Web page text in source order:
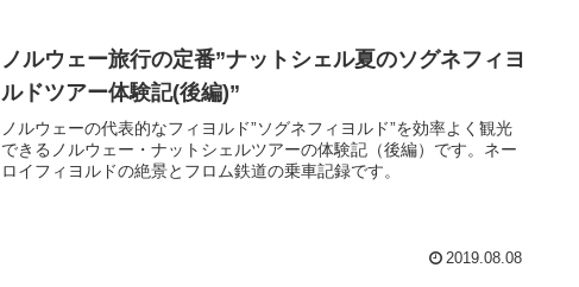
ノルウェー旅行の定番”ナットシェル夏のソグネフィヨ
ルドツアー体験記(後編)”
ノルウェーの代表的なフィヨルド”ソグネフィヨルド”を効率よく観光
できるノルウェー・ナットシェルツアーの体験記（後編）です。ネー
ロイフィヨルドの絶景とフロム鉄道の乗車記録です。
2019.08.08